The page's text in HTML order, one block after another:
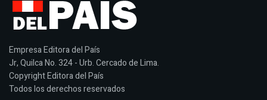
Empresa Editora del País
Jr, Quilca No. 324 - Urb. Cercado de Lima.
Copyright Editora del País
Todos los derechos reservados